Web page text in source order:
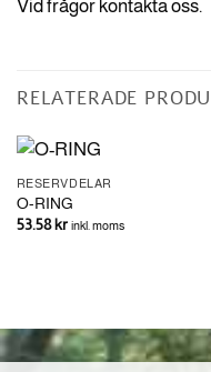
Vid frågor kontakta oss.
RELATERADE
RESERVDELAR
O-RING
53.58kr inkl. moms